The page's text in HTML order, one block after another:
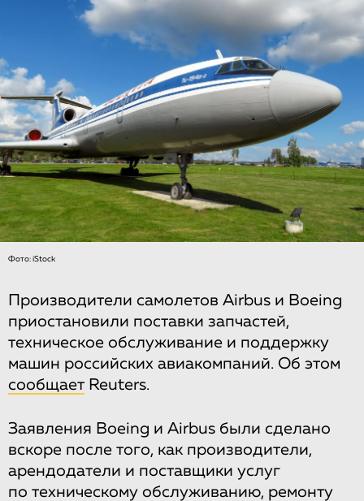
Фото: iStock
Производители самолетов Airbus и Boeing
приостановили поставки запчастей,
техническое обслуживание и поддержку
машин российских авиакомпаний. Об этом
сообщает Reuters.
Заявления Boeing и Airbus были сделано
вскоре после того, как производители,
арендодатели и поставщики услуг
по техническому обслуживанию, ремонту